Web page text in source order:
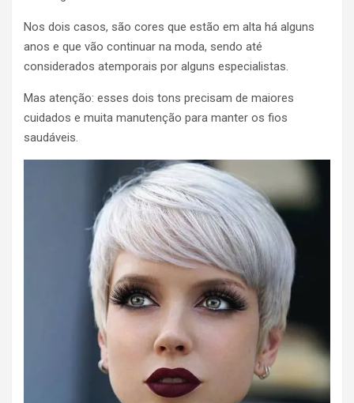
Nos dois casos, são cores que estão em alta há alguns
anos e que vão continuar na moda, sendo até
considerados atemporais por alguns especialistas.
Mas atenção: esses dois tons precisam de maiores
cuidados e muita manutenção para manter os fios
saudáveis.